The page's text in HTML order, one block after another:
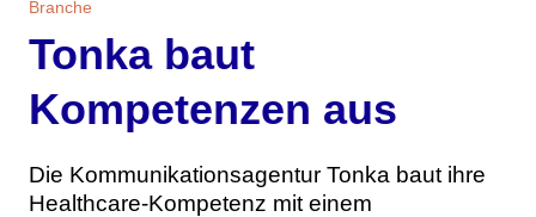
Marketing
Branche
Studien
Digital Health
Magazin
Aktuelle Ausgabe
Ausgabenarchiv
Abonnement
Kontakt
Team
Werben
Branche
Tonka baut
Kompetenzen aus
Die Kommunikationsagentur Tonka baut ihre
Healthcare-Kompetenz mit einem